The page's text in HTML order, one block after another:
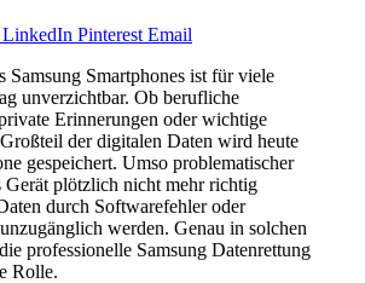
LinkedIn Pinterest Email
Samsung Smartphones ist für viele
unverzichtbar. Ob berufliche
Erinnerungen oder wichtige
der digitalen Daten wird heute
gespeichert. Umso problematischer
Gerät plötzlich nicht mehr richtig
durch Softwarefehler oder
werden. Genau in solchen
professionelle Samsung Datenrettung
Rolle.